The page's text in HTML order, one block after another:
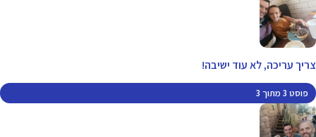
צריך עריכה, לא עוד ישיבה!
פוסט 3 מתוך 3